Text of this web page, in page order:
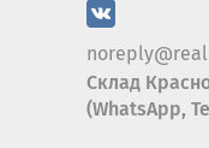
Склад
(WhatsApp,